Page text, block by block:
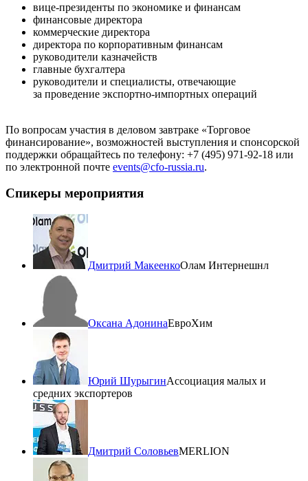
вице-президенты по экономике и финансам
финансовые директора
коммерческие директора
директора по корпоративным финансам
руководители казначейств
главные бухгалтера
руководители и специалисты, отвечающие
за проведение экспортно-импортных операций
По вопросам участия в деловом завтраке «Торговое
финансирование», возможностей выступления и спонсорской
поддержки обращайтесь по телефону: +7 (495) 971-92-18 или
по электронной почте events@cfo-russia.ru.
Спикеры мероприятия
Дмитрий МакеенкоОлам Интернешнл
Оксана АдонинаЕвроХим
Юрий ШурыгинАссоциация малых и
средних экспортеров
Дмитрий СоловьевMERLION